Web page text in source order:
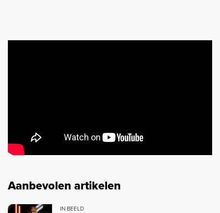
Aanbevolen artikelen
IN BEELD